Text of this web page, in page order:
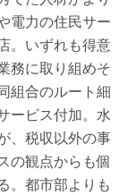
電力の住民サー
。いずれも得意
務に取り組めそ
組合のルート細
ービス付加。水
、税収以外の事
の観点からも個
。都市部よりも